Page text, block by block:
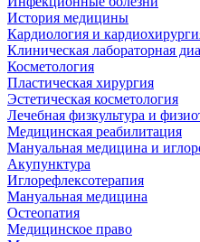
История медицины
Кардиология и
Клиническая лабораторная
Косметология
Пластическая хирургия
Эстетическая косметология
Лечебная физкультура и
Медицинская реабилитация
Мануальная медицина и
Акупунктура
Иглорефлексотерапия
Мануальная медицина
Остеопатия
Медицинское право